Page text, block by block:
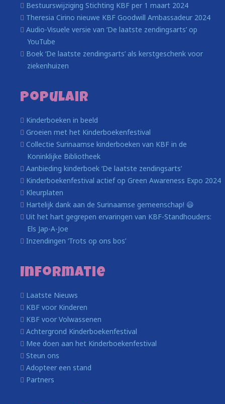
Bestuurswijziging Stichting KBF per 1 maart 2024
Theresia Cirino nieuwe KBF Goodwill Ambassadeur 2024
Audio-Visuele versie van ‘De laatste zendingsarts’ op
YouTube
Boek ‘De laatste zendingsarts’ als kerstgeschenk voor
ziekenhuizen
Populair
Kinderboeken in beeld
Groeien met het Kinderboekenfestival
Collectie Surinaamse kinderboeken van KBF in de
Koninklijke Bibliotheek
Aanbieding kinderboek ‘De laatste zendingsarts’
Kinderboekenfestival actief op Green Awareness Expo 2024
Kleurplaten
Hartelijk dank aan de Surinaamse gemeenschap! 😃
Uit het hart gegrepen ervaringen van KBF-Standhouders:
Els Jap-A-Joe
Inzendingen ‘Trots op ons bos’
Informatie
Laatste Nieuws
KBF voor Kinderen
KBF voor Volwassenen
Achtergrond Kinderboekenfestival
Mee doen aan het Kinderboekenfestival
Steun ons
Adopteer een stand
Partners